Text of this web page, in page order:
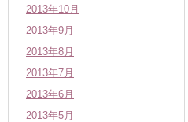
2013年10月
2013年9月
2013年8月
2013年7月
2013年6月
2013年5月